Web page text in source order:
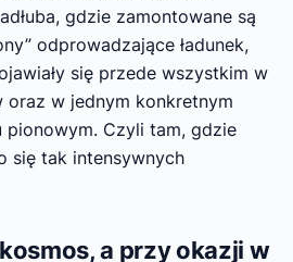
gdzie zamontowane są
odprowadzające ładunek,
się przede wszystkim w
w jednym konkretnym
pionowym. Czyli tam, gdzie
się tak intensywnych
a przy okazji w